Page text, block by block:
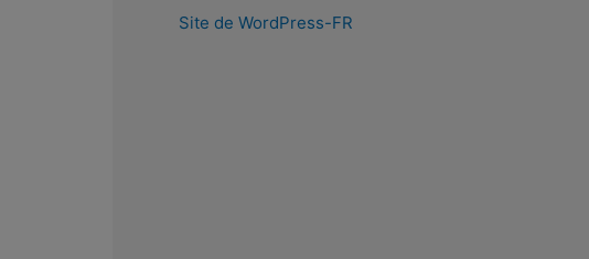
Site de WordPress-FR